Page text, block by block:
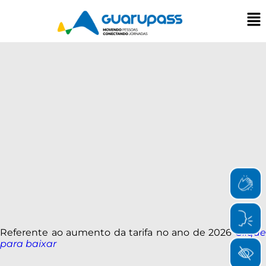
Referente ao aumento da tarifa no ano de 2026Clique
para baixar